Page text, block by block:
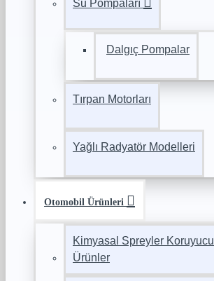
Su Pompaları
Dalgıç Pompalar
Tırpan Motorları
Yağlı Radyatör Modelleri
Otomobil Ürünleri
Kimyasal Spreyler Koruyucu
Ürünler